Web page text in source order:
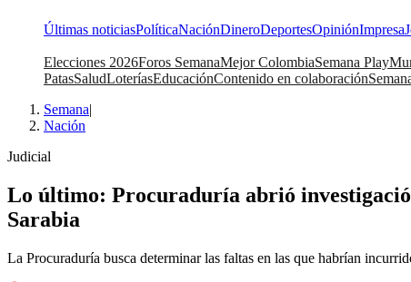
Últimas noticiasPolíticaNaciónDineroDeportesOpiniónImpresa
Elecciones 2026Foros SemanaMejor ColombiaSemana Play
PatasSaludLoteríasEducaciónContenido en colaboración
Semana|
Nación
Judicial
Lo último: Procuraduría abrió
Sarabia
La Procuraduría busca determinar las faltas en las que habrían